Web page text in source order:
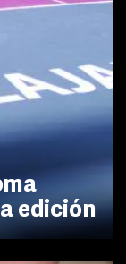
edición